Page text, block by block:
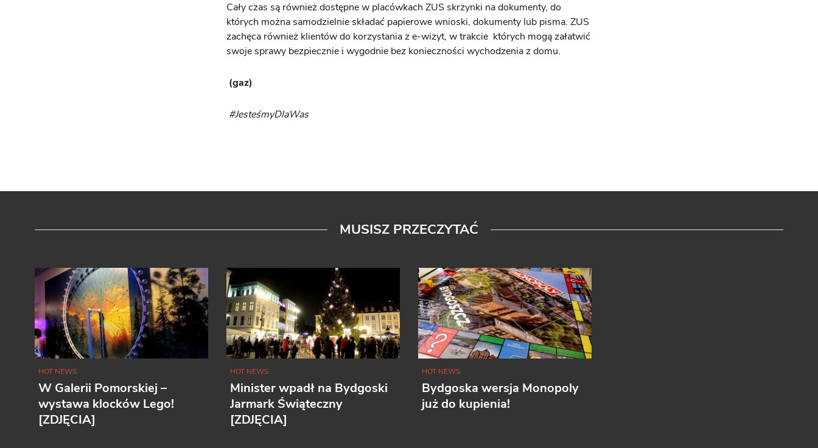
Cały czas są również dostępne w placówkach ZUS skrzynki na dokumenty, do
których można samodzielnie składać papierowe wnioski, dokumenty lub pisma. ZUS
zachęca również klientów do korzystania z e-wizyt, w trakcie których mogą załatwić
swoje sprawy bezpiecznie i wygodnie bez konieczności wychodzenia z domu.
(gaz)
#JesteśmyDlaWas
MUSISZ PRZECZYTAĆ
HOT NEWS
W Galerii Pomorskiej –
wystawa klocków Lego!
[ZDJĘCIA]
HOT NEWS
Minister wpadł na Bydgoski
Jarmark Świąteczny
[ZDJĘCIA]
HOT NEWS
Bydgoska wersja Monopoly
już do kupienia!